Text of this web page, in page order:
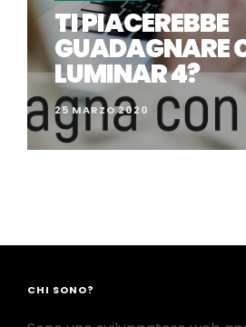
TI PIACEREBBE
GUADAGNARE
LUMINAR 4?
25 MARZO 2020
CHI SONO?